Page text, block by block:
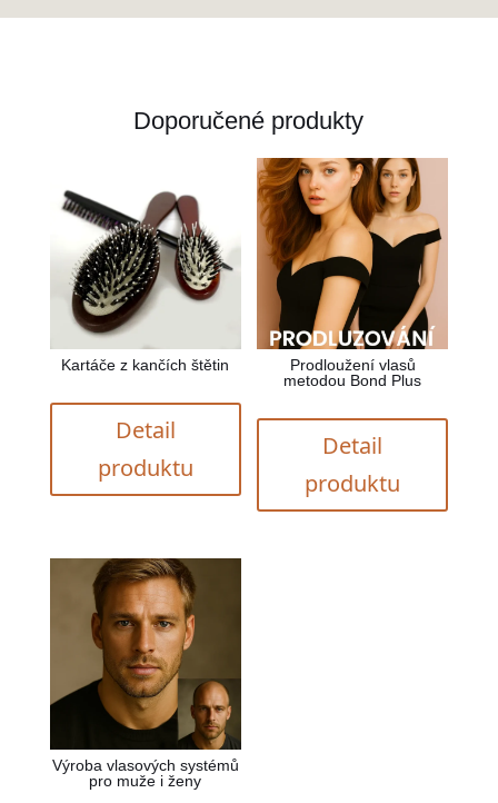
Doporučené produkty
Kartáče z kančích štětin
Detail
produktu
Prodloužení vlasů
metodou Bond Plus
Detail
produktu
Výroba vlasových systémů
pro muže i ženy